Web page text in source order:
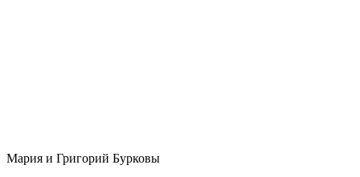
Мария и Григорий Бурковы